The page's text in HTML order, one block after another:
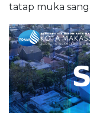
tatap muka